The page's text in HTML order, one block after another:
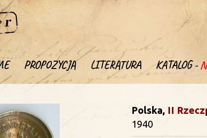
PROPOZYCJA LITERATURA KATALOG -
Polska, II
1940